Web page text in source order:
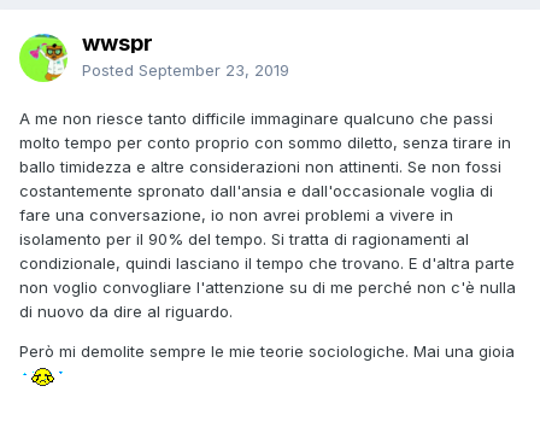
wwspr
Posted September 23, 2019
A me non riesce tanto difficile immaginare qualcuno che passi
molto tempo per conto proprio con sommo diletto, senza tirare in
ballo timidezza e altre considerazioni non attinenti. Se non fossi
costantemente spronato dall'ansia e dall'occasionale voglia di
fare una conversazione, io non avrei problemi a vivere in
isolamento per il 90% del tempo. Si tratta di ragionamenti al
condizionale, quindi lasciano il tempo che trovano. E d'altra parte
non voglio convogliare l'attenzione su di me perché non c'è nulla
di nuovo da dire al riguardo.
Però mi demolite sempre le mie teorie sociologiche. Mai una gioia